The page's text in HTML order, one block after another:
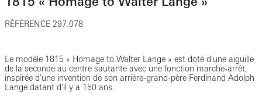
RÉFÉRENCE 297.078
Le modèle 1815 « Homage to Walter Lange » est doté d'une aiguille
de la seconde au centre sautante avec une fonction marche-arrêt,
inspirée d'une invention de son arrière-grand-père Ferdinand Adolph
Lange datant d'il y a 150 ans.